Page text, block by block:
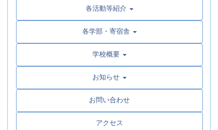
各活動等紹介
各学部・寄宿舎
学校概要
お知らせ
お問い合わせ
アクセス